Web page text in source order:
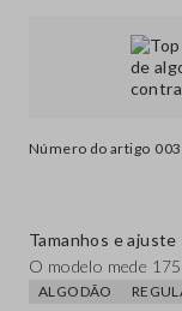
Número do artigo
Tamanhos e ajuste
O modelo mede
ALGODÃO